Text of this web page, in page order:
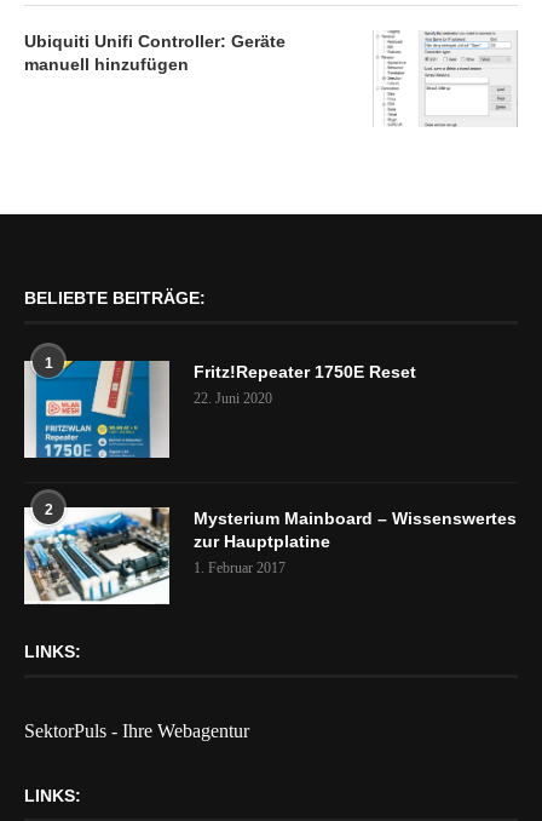
Ubiquiti Unifi Controller: Geräte
manuell hinzufügen
BELIEBTE BEITRÄGE:
1 Fritz!Repeater 1750E Reset
22. Juni 2020
2
Mysterium Mainboard – Wissenswertes
zur Hauptplatine
1. Februar 2017
LINKS:
SektorPuls - Ihre Webagentur
LINKS: